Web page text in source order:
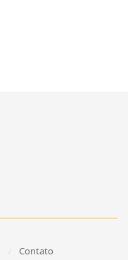
Contato